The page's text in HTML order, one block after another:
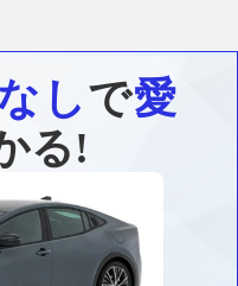
しで愛
る!